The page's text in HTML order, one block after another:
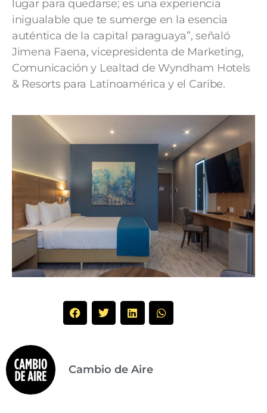
lugar para quedarse; es una experiencia
inigualable que te sumerge en la esencia
auténtica de la capital paraguaya”, señaló
Jimena Faena, vicepresidenta de Marketing,
Comunicación y Lealtad de Wyndham Hotels
& Resorts para Latinoamérica y el Caribe.
Cambio de Aire